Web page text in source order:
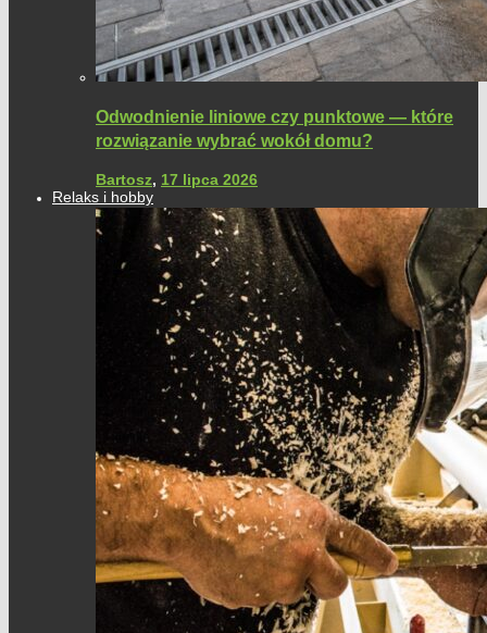
Odwodnienie liniowe czy punktowe — które
rozwiązanie wybrać wokół domu?
Bartosz, 17 lipca 2026
Relaks i hobby